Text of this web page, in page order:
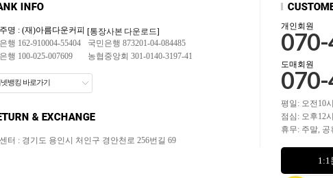
명 : (재)아름다운커피 [통장사본 다운로드]
행 162-910004-55404
국민은행 873201-04-084485
행 100-025-007609
농협중앙회 301-0140-3197-41
뱅킹 바로가기
터 : 경기도 용인시 처인구 경안천로 256번길 69
개인회원
도매회원
평일: 오전10
점심: 오후12
휴무: 주말, 공
1:1